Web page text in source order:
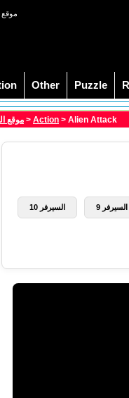
موقع
Other Puzzle
موقع > Action > Alien Attack
السيرفر 9 السيرفر 10